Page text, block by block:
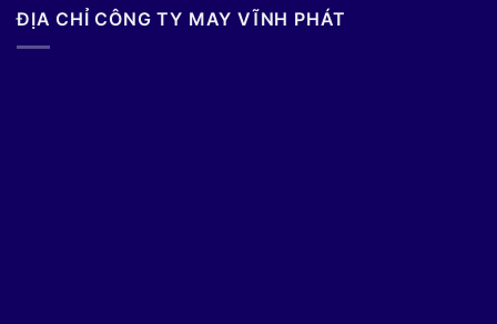
ĐỊA CHỈ CÔNG TY MAY VĨNH PHÁT